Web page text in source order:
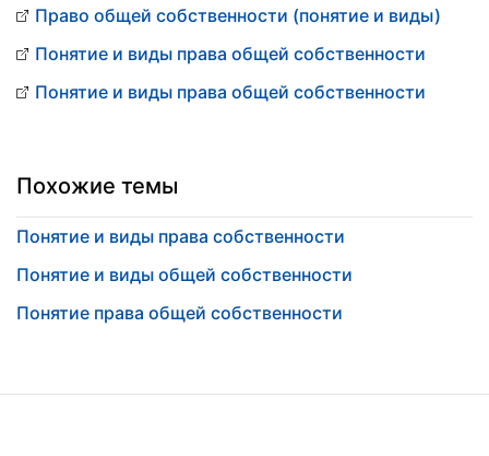
Право общей собственности (понятие и виды)
Понятие и виды права общей собственности
Понятие и виды права общей собственности
Похожие темы
Понятие и виды права собственности
Понятие и виды общей собственности
Понятие права общей собственности